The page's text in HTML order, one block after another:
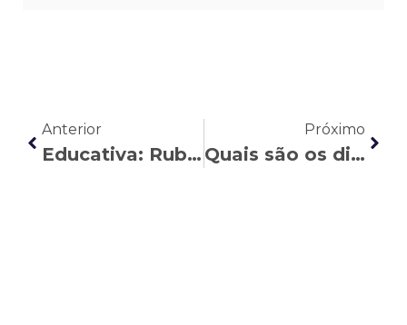
Anterior
Educativa: Rubens Bordinhão analisa os 5 anos da Reforma Trabalhista
Próximo
Quais são os direitos trabalhistas dos jogadores de futebol